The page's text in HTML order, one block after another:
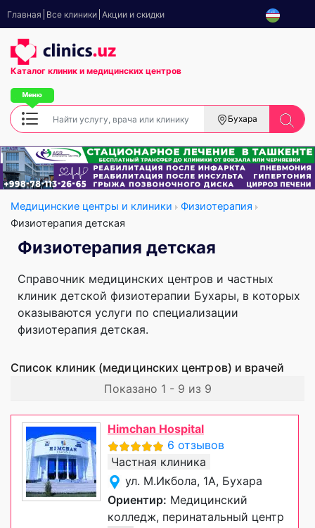
Главная Все клиники Акции и скидки
Каталог клиник и медицинских центров
Бухара
Медицинские центры и клиники
Физиотерапия
Физиотерапия детская
Физиотерапия детская
Справочник медицинских центров и частных
клиник детской физиотерапии Бухары, в которых
оказываются услуги по специализации
физиотерапия детская.
Список клиник (медицинских центров) и врачей
Показано 1 - 9 из 9
Himchan Hospital
6 отзывов
Частная клиника
ул. М.Икбола, 1А, Бухара
Ориентир: Медицинский
колледж, перинатальный центр